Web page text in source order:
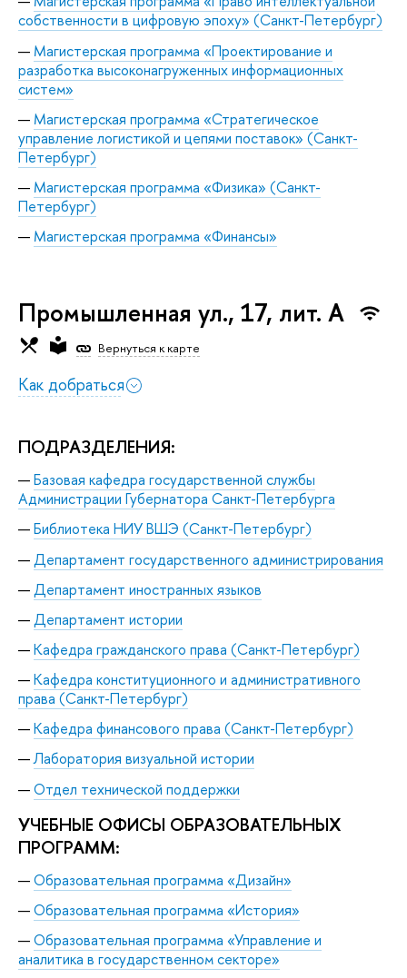
собственности в цифровую эпоху» (Санкт-Петербург)
Магистерская программа «Проектирование и
разработка высоконагруженных информационных
систем»
Магистерская программа «Стратегическое
управление логистикой и цепями поставок» (Санкт-
Петербург)
Магистерская программа «Физика» (Санкт-
Петербург)
Магистерская программа «Финансы»
Промышленная ул., 17, лит. А
Вернуться к карте
Как добраться
ПОДРАЗДЕЛЕНИЯ:
Базовая кафедра государственной службы
Администрации Губернатора Санкт-Петербурга
Библиотека НИУ ВШЭ (Санкт-Петербург)
Департамент государственного администрирования
Департамент иностранных языков
Департамент истории
Кафедра гражданского права (Санкт-Петербург)
Кафедра конституционного и административного
права (Санкт-Петербург)
Кафедра финансового права (Санкт-Петербург)
Лаборатория визуальной истории
Отдел технической поддержки
УЧЕБНЫЕ ОФИСЫ ОБРАЗОВАТЕЛЬНЫХ
ПРОГРАММ:
Образовательная программа «Дизайн»
Образовательная программа «История»
Образовательная программа «Управление и
аналитика в государственном секторе»